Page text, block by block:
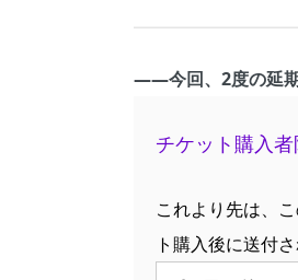
――今回、2度の延
チケット購入
これより先は、
ト購入後に送付